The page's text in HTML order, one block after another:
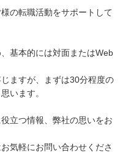
の転職活動をサポートして
基本的には対面またはWeb
ますが、まずは30分程度の
います。
立つ情報、弊社の思いをお
気軽にお問い合わせくださ